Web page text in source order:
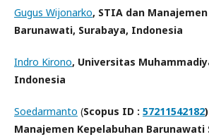
Gugus Wijonarko, STIA dan
Barunawati, Surabaya, Indonesia
Indro Kirono, Universitas
Indonesia
Soedarmanto (Scopus ID : 57211542182
Manajemen Kepelabuhan Barunawati